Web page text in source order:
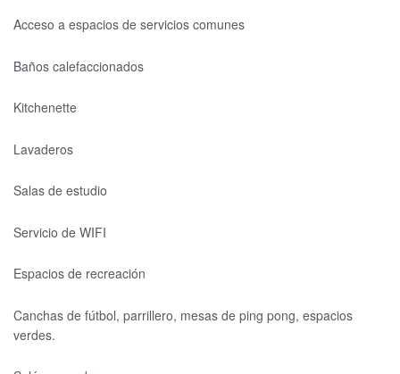
Acceso a espacios de servicios comunes
Baños calefaccionados
Kitchenette
Lavaderos
Salas de estudio
Servicio de WIFI
Espacios de recreación
Canchas de fútbol, parrillero, mesas de ping pong, espacios
verdes.